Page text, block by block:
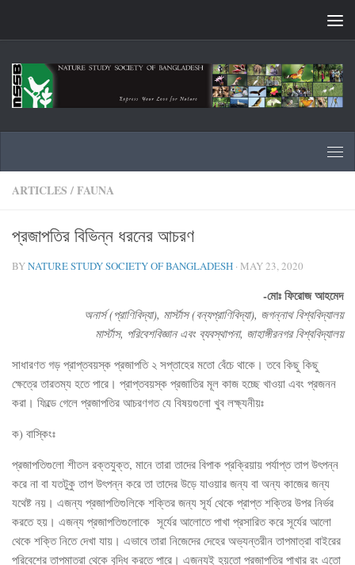
ARTICLES /FAUNA
প্রজাপতির বিভিন্ন ধরনের আচরণ
BYNATURE STUDY SOCIETY OF BANGLADESH · MAY 23, 2020
-মোঃ ফিরোজ আহমেদ
অনার্স (প্রাণিবিদ্যা), মার্স্টাস (বন্যপ্রাণিবিদ্যা), জগন্নাথ বিশ্ববিদ্যালয়
মার্স্টাস, পরিবেশবিজ্ঞান এবং ব্যবস্থাপনা, জাহাঙ্গীরনগর বিশ্ববিদ্যালয়
সাধারণত গড় প্রাপ্তবয়স্ক প্রজাপতি ২ সপ্তাহের মতো বেঁচে থাকে। তবে কিছু কিছু
ক্ষেত্রে তারতম্য হতে পারে। প্রাপ্তবয়স্ক প্রজাতির মূল কাজ হচ্ছে খাওয়া এবং প্রজনন
করা। ফিল্ডে গেলে প্রজাপতির আচরণগত যে বিষয়গুলো খুব লক্ষ্যনীয়ঃ
ক) বাস্কিংঃ
প্রজাপতিগুলো শীতল রক্তযুক্ত, মানে তারা তাদের বিপাক প্রক্রিয়ায় পর্যাপ্ত তাপ উৎপন্ন
করে না বা যতটুকু তাপ উৎপন্ন করে তা তাদের উড়ে যাওয়ার জন্য বা অন্য কাজের জন্য
যথেষ্ট নয়। এজন্য প্রজাপতিগুলিকে শক্তির জন্য সূর্য থেকে প্রাপ্ত শক্তির উপর নির্ভর
করতে হয়। এজন্য প্রজাপতিগুলোকে সূর্যের আলোতে পাখা প্রসারিত করে সূর্যের আলো
থেকে শক্তি নিতে দেখা যায়। এভাবে তারা নিজেদের দেহের অভ্যন্তরীন তাপমাত্রা বাইরের
পরিবেশের তাপমাত্রা থেকে বৃদ্ধি করতে পারে। এজন্যই হয়তো প্রজাপতির পাখার রং এতো